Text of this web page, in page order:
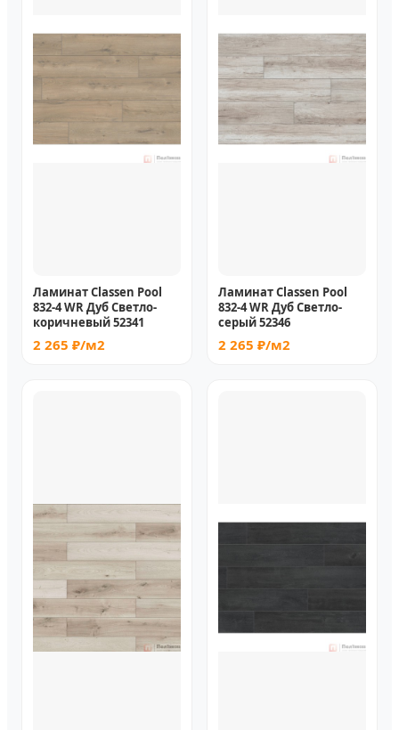
Ламинат Classen Pool
832-4 WR Дуб Светло-
коричневый 52341
2 265 ₽/м2
Ламинат Classen Pool
832-4 WR Дуб Светло-
серый 52346
2 265 ₽/м2